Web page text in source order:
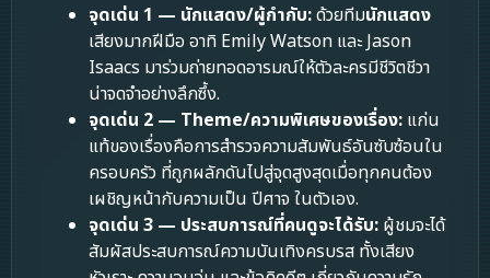
จุดเด่น 1 — นักแสดง/ผู้กำกับ:ด้วยทีมนักแสดง
เสียงมากฝีมือ อาทิ Emily Watson และ Jason
Isaacs มาร่วมถ่ายทอดอารมณ์ให้ตัวละครมีชีวิตชีวา
น่าจดจำอย่างลึกซึ้ง.
จุดเด่น 2 — Theme/ความพิเศษของเรื่อง: แก่น
แท้ของเรื่องคือการสำรวจความสัมพันธ์อันซับซ้อนใน
ครอบครัว ที่ถูกผลักดันไปสู่จุดสูงสุดเมื่อทุกคนต้อง
เผชิญหน้ากับความเป็น ปีศาจ ในตัวเอง.
จุดเด่น 3 — ประสบการณ์ที่คนดูจะได้รับ: ผู้ชมจะได้
สัมผัสประสบการณ์ความบันเทิงครบรส ทั้งเสียง